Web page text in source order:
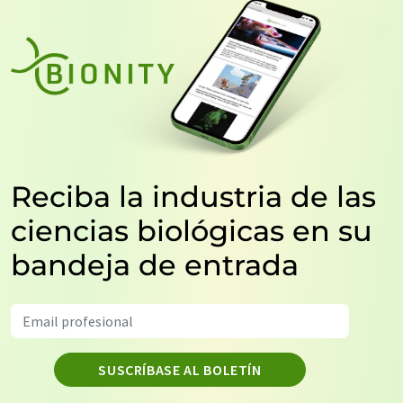
Reciba la industria de las
ciencias biológicas en su
bandeja de entrada
SUSCRÍBASE AL BOLETÍN